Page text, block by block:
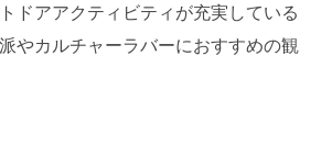
ドアアクティビティが充実している
やカルチャーラバーにおすすめの観